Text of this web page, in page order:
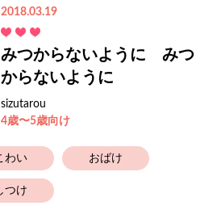
2018.03.19
みつからないように みつ
からないように
sizutarou
4歳〜5歳向け
わい おばけ
つけ